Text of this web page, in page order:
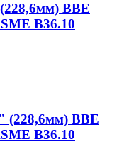
BBE
B36.10
(228,6мм) BBE
B36.10